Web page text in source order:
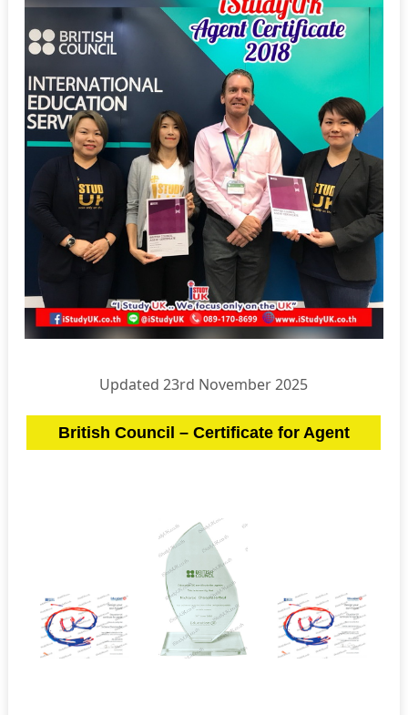
Updated 23rd November 2025
British Council – Certificate for Agent